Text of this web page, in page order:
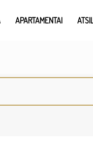
APARTAMENTAI